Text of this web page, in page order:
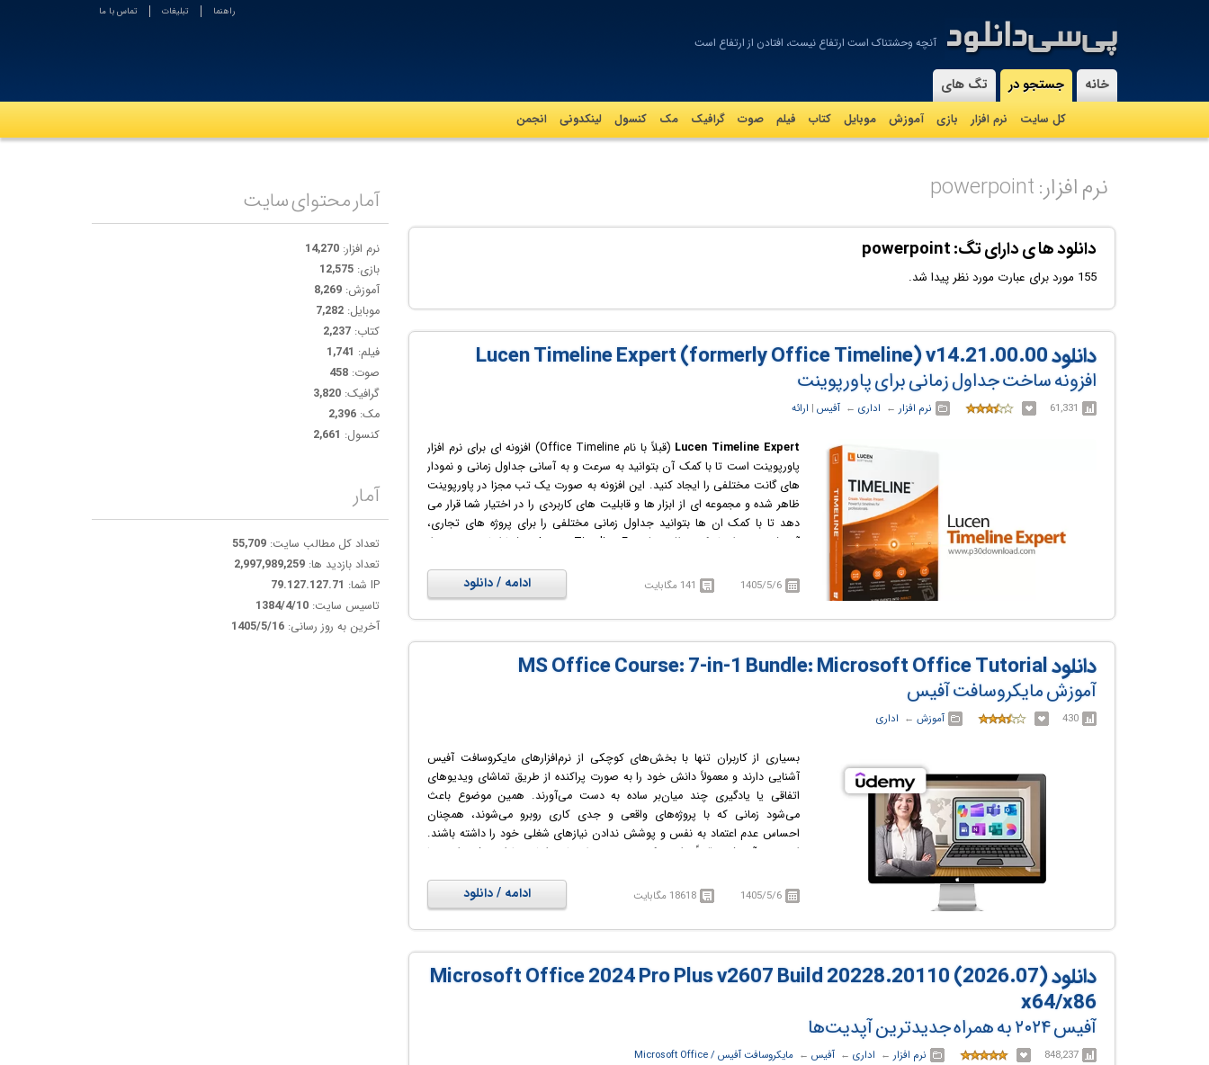
-
آنچه وحشتناک است ارتفاع نیست، افتادن از ارتفاع است
راهنما تبلیغات تماس با ما
خانه جستجو در
کل سایت نرم افزار بازی آموزش موبايل کتاب فیلم صوت گرافيک مک کنسول لینکدونی انجمن
تگ های
نرم افزار: powerpoint
دانلود ها ی دارای تگ: powerpoint
155 مورد برای عبارت مورد نظر پیدا شد.
دانلود Lucen Timeline Expert (formerly Office Timeline) v14.21.00.00
افزونه ساخت جداول زمانی برای پاورپوینت
61,331 نرم افزار ← ‏ اداری ← ‏ آفیس ‏| ارائه
Lucen Timeline Expert
(قبلاً با نام Office Timeline) افزونه ای برای نرم افزار
پاورپوینت است تا با کمک آن بتوانید به سرعت و به آسانی جداول زمانی و نمودار
های گانت مختلفی را ایجاد کنید. این افزونه به صورت یک تب مجزا در پاورپوینت
ظاهر شده و مجموعه ای از ابزار ها و قابلیت های کاربردی را در اختیار شما قرار می
دهد تا با کمک ان ها بتوانید جداول زمانی مختلفی را برای پروژه های تجاری،
آموزشی و ... ایجاد کنید. افزونه Lucen Timeline Expert به شما اجازه می دهد از
های موجود متناسب با نیاز خود جداول و نمودار های زمانی دلخواهی را ایجاد
کنید. Metro', 'Modern', 'Gantt' و 'Phases مهم ترین جداول زمانی پیش فرض
موجودی هستند که می توانید یکی از آن ها را انتخاب کرده و براساس نیاز خود
تغییرات لازم را بر روی آن ها اعمال کنید.
1405/5/6 141 مگابایت ادامه / دانلود
دانلود MS Office Course: 7-in-1 Bundle: Microsoft Office Tutorial
آموزش مایکروسافت آفیس
430 آموزش ← ‏ اداری
بسیاری از کاربران تنها با بخش‌های کوچکی از نرم‌افزارهای مایکروسافت آفیس
آشنایی دارند و معمولاً دانش خود را به صورت پراکنده از طریق تماشای ویدیوهای
اتفاقی یا یادگیری چند میان‌بر ساده به دست می‌آورند. همین موضوع باعث
می‌شود زمانی که با پروژه‌های واقعی و جدی کاری روبرو می‌شوند، همچنان
احساس عدم اعتماد به نفس و پوشش ندادن نیازهای شغلی خود را داشته باشند.
این دوره آموزشی دقیقاً برای پر کردن همین خلاءهای دانشی طراحی شده است تا
در این دوره، شرکت‌کنندگان در کل زیست‌بوم Microsoft 365 به شکلی کاملاً
ساختاریافته غرق خواهند شد. رویکرد این آموزش تنها به معرفی ویژگی‌ها و ابزارها
محدود نمی‌شود، بلکه تمرکز اصلی بر روی کاربردهای واقعی و نحوه تعامل این
برنامه‌ها با یکدیگر در محیط‌های اداری و حرفه‌ای است. مدرس دوره گام‌به‌گام و
نرم‌افزار به نرم‌افزار، دانش‌جو را با تسک‌های واقعی و سناریوهای عملی روبرو می‌کند
تا تجربه یادگیری به جای تئوری، کاملاً کاربردی باشد.
1405/5/6 18618 مگابایت ادامه / دانلود
دانلود Microsoft Office 2024 Pro Plus v2607 Build 20228.20110 (2026.07)
x64/x86
آفیس ۲۰۲۴ به همراه جدیدترین آپدیت‌ها
848,237 نرم افزار ← ‏ اداری ← ‏ آفیس ← ‏ مایکروسافت آفیس / Microsoft Office
آمار محتوای سایت
نرم افزار: 14,270
بازی: 12,575
آموزش: 8,269
موبایل: 7,282
کتاب: 2,237
فیلم: 1,741
صوت: 458
گرافیک: 3,820
مک: 2,396
کنسول: 2,661
آمار
تعداد کل مطالب سایت: 55,709
تعداد بازدید ها: 2,997,989,259
IP شما:
79.127.127.71
تاسیس سایت: 1384/4/10
آخرین به روز رسانی: 1405/5/16